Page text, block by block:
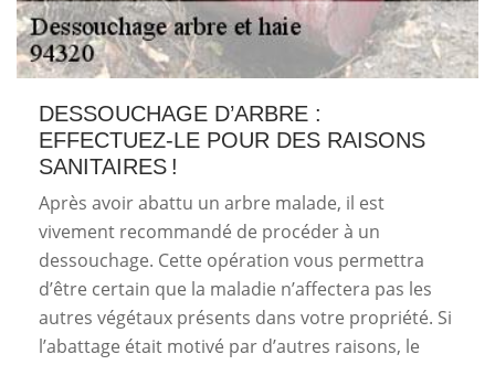
DESSOUCHAGE D’ARBRE :
EFFECTUEZ-LE POUR DES RAISONS
SANITAIRES !
Après avoir abattu un arbre malade, il est
vivement recommandé de procéder à un
dessouchage. Cette opération vous permettra
d’être certain que la maladie n’affectera pas les
autres végétaux présents dans votre propriété. Si
l’abattage était motivé par d’autres raisons, le